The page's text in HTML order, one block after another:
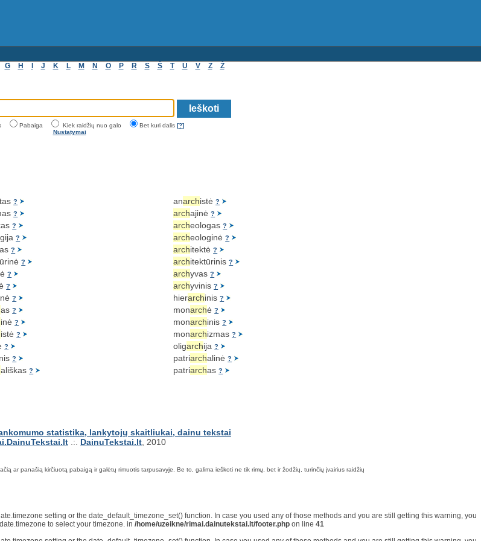
G H J K L M N O P R S Š T U V Z Ž
Pabaiga Kiek raidžių nuo galo Bet kuri dalis [?]
Nustatymai
? anarchistė?
? archajinė?
? archeologas?
? archeologinė?
? architektė?
? architektūrinis?
? archyvas?
? archyvinis?
? hierarchinis?
as? monarchė?
inė? monarchinis?
istė? monarchizmas?
? oligarchija?
? patriarchalinė?
ališkas? patriarchas?
.:. DainuTekstai.lt , 2010
ar panašią kirčiuotą pabaigą ir galėtų rimuotis tarpusavyje. Be to, galima ieškoti ne tik rimų, bet ir žodžių, turinčių įvairius raidžių
setting or the date_default_timezone_set() function. In case you used any of those methods and you are still getting this warning, you
to select your timezone. in /home/uzeikne/rimai.dainutekstai.lt/footer.php on line 41